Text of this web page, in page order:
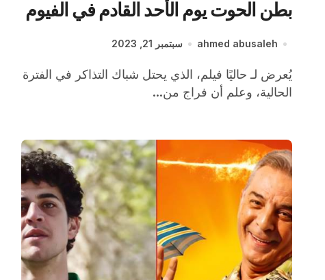
بطن الحوت يوم الأحد القادم في الفيوم
ahmed abusaleh سبتمبر 21, 2023
يُعرض لـ حاليًا فيلم، الذي يحتل شباك التذاكر في الفترة
الحالية، وعلم أن فراج من...